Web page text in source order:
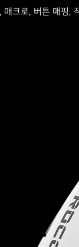
크로, 버튼 매핑,